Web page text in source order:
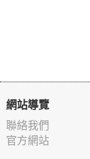
網站導覽
聯絡我們
官方網站